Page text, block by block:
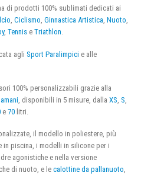
di prodotti 100% sublimati dedicati ai
, Ciclismo, Ginnastica Artistica, Nuoto,
, Tennis e Triathlon.
agli Sport Paralimpici e alle
100% personalizzabili grazie alla
, disponibili in 5 misure, dalla XS S
e 70 litri.
il modello in poliestere, più
in piscina, i modelli in silicone per i
agonistiche e nella versione
di nuoto, e le calottine da pallanuoto,